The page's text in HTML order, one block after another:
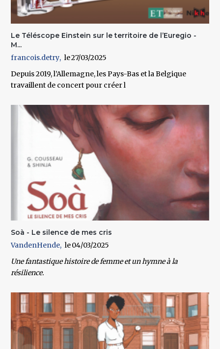
Le Téléscope Einstein sur le territoire de l’Euregio -
M...
francois.detry
27/03/2025
Depuis 2019, l’Allemagne, les Pays-Bas et la Belgique
travaillent de concert pour créer l
Soà - Le silence de mes cris
VandenHende
04/03/2025
Une fantastique histoire de femme et un hymne à la
résilience.